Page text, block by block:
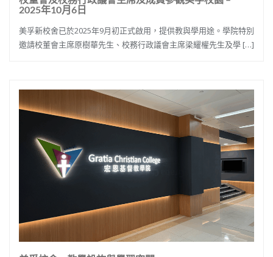
2025年10月6日
美孚新校舍已於2025年9月初正式啟用，提供教與學用途。學院特別
邀請校董會主席原樹華先生、校務行政議會主席梁耀權先生及學 […]